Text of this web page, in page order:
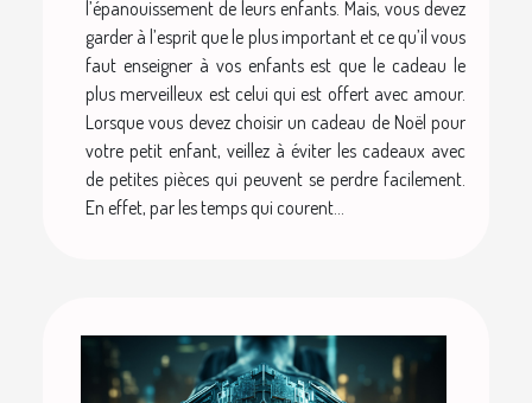
l’épanouissement de leurs enfants. Mais, vous devez
garder à l’esprit que le plus important et ce qu’il vous
faut enseigner à vos enfants est que le cadeau le
plus merveilleux est celui qui est offert avec amour.
Lorsque vous devez choisir un cadeau de Noël pour
votre petit enfant, veillez à éviter les cadeaux avec
de petites pièces qui peuvent se perdre facilement.
En effet, par les temps qui courent...